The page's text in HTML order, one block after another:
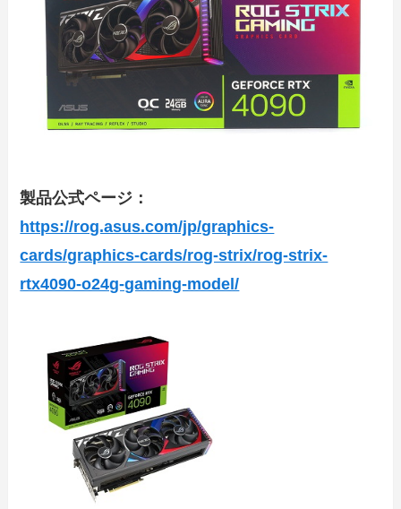
製品公式ページ：
https://rog.asus.com/jp/graphics-
cards/graphics-cards/rog-strix/rog-strix-
rtx4090-o24g-gaming-model/